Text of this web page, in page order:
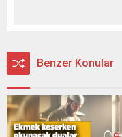
Benzer Konular